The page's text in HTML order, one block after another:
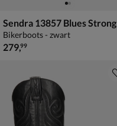
Sendra 13857 Blues Strong
Bikerboots - zwart
€ 279,99
279,99